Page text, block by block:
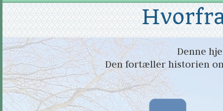
Denne
Den fortæller historien